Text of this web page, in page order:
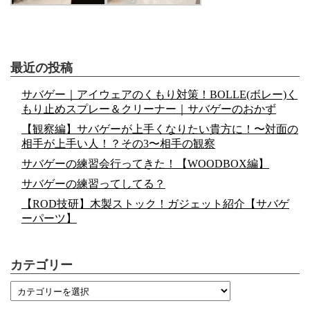
最近の投稿
サバゲー｜アイウェアのくもり対策！BOLLE(ボレー)く
もり止めスプレー＆クリーナー｜サバゲーのおかず
【観察編】サバゲーが上手くなりたい貴方に！〜対面の
相手が上手い人！？その3〜相手の観察
サバゲーの練習会行ってきた！【WOODBOX編】
サバゲーの練習ってしてる？
【ROD技研】木製ストック！ガジェット紹介【サバゲ
ーパーツ】
カテゴリー